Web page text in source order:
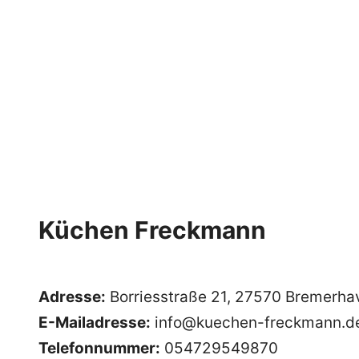
Küchen Freckmann
Adresse: Borriesstraße 21, 27570
E-Mailadresse: info@kuechen-
Telefonnummer: 054729549870